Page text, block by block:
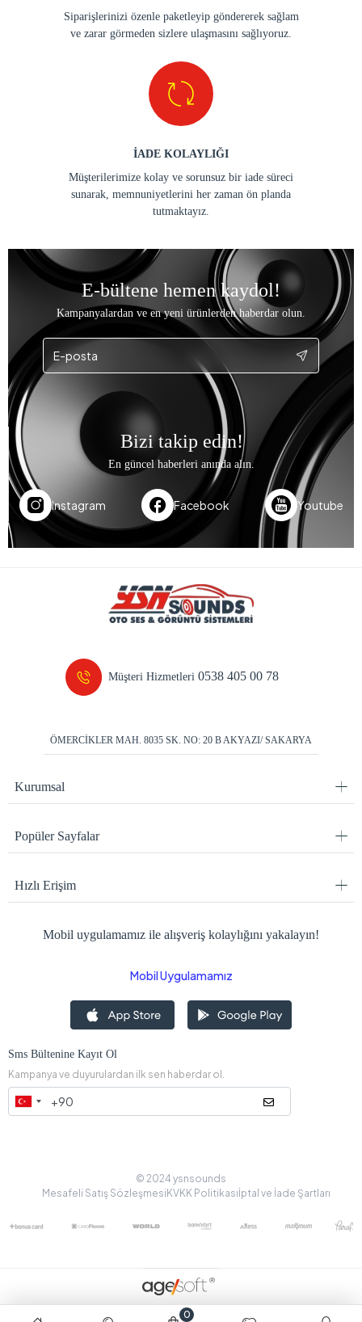
Siparişlerinizi özenle paketleyip göndererek sağlam
ve zarar görmeden sizlere ulaşmasını sağlıyoruz.
İADE KOLAYLIĞI
Müşterilerimize kolay ve sorunsuz bir iade süreci
sunarak, memnuniyetlerini her zaman ön planda
tutmaktayız.
E-bültene hemen kaydol!
Kampanyalardan ve en yeni ürünlerden haberdar olun.
Bizi takip edin!
En güncel haberleri anında alın.
Instagram Facebook Youtube
Müşteri Hizmetleri0538 405 00 78
ÖMERCİKLER MAH. 8035 SK. NO: 20 B AKYAZI/ SAKARYA
Kurumsal
Popüler Sayfalar
Hızlı Erişim
Mobil uygulamamız ile alışveriş kolaylığını yakalayın!
Mobil Uygulamamız
Sms Bültenine Kayıt Ol
Kampanya ve duyurulardan ilk sen haberdar ol.
© 2024 ysnsounds
Mesafeli Satış SözleşmesiKVKK Politikasıİptal ve İade Şartları
0